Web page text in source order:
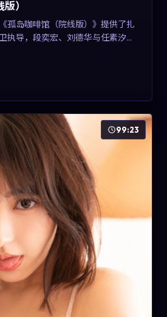
）
孤岛咖啡馆（院线版）》提供了扎
执导，段奕宏、刘德华与任素汐共
中国台湾上映，内容用冷峻镜头语
，关键词包含高清流畅、人物关系
「2025科幻」「中国台湾电影」的
99:23